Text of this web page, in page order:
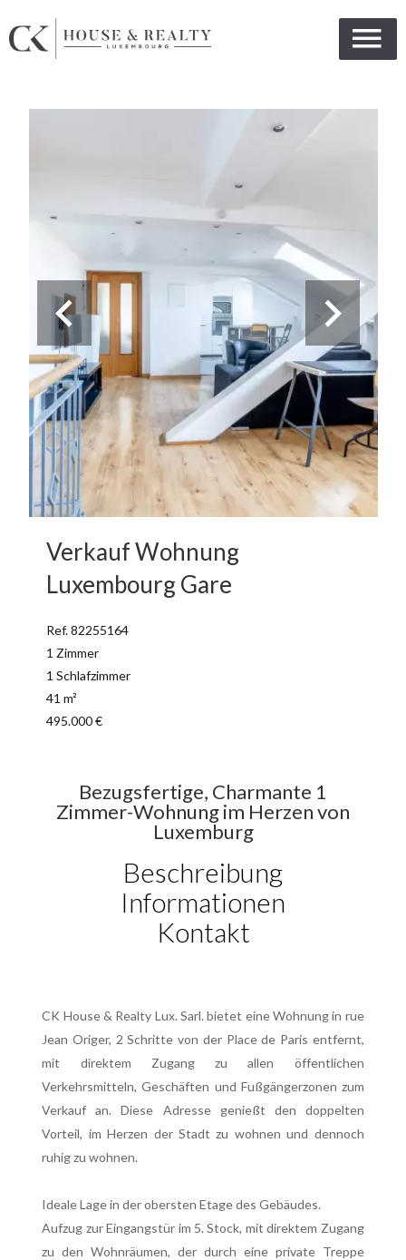
Verkauf Wohnung
Luxembourg Gare
Ref. 82255164
1 Zimmer
1 Schlafzimmer
41 m²
495.000 €
Bezugsfertige, Charmante 1
Zimmer-Wohnung im Herzen von
Luxemburg
Beschreibung
Informationen
Kontakt
CK House & Realty Lux. Sarl. bietet eine Wohnung in rue
Jean Origer, 2 Schritte von der Place de Paris entfernt,
mit direktem Zugang zu allen öffentlichen
Verkehrsmitteln, Geschäften und Fußgängerzonen zum
Verkauf an. Diese Adresse genießt den doppelten
Vorteil, im Herzen der Stadt zu wohnen und dennoch
ruhig zu wohnen.
Ideale Lage in der obersten Etage des Gebäudes.
Aufzug zur Eingangstür im 5. Stock, mit direktem Zugang
zu den Wohnräumen, der durch eine private Treppe